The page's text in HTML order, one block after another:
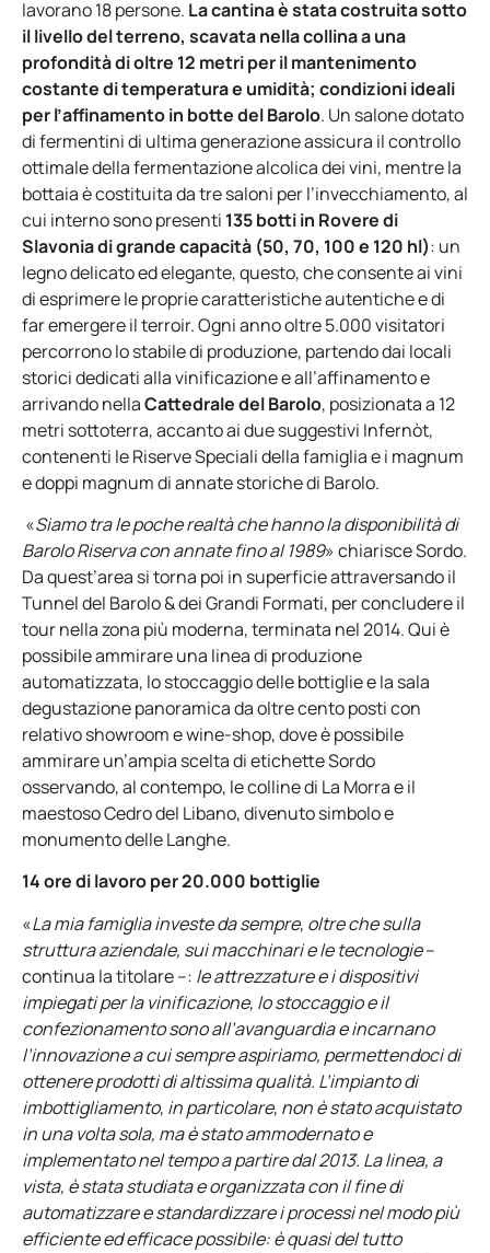
lavorano 18 persone. La cantina è stata costruita sotto
il livello del terreno, scavata nella collina a una
profondità di oltre 12 metri per il mantenimento
costante di temperatura e umidità; condizioni ideali
per l’affinamento in botte del Barolo. Un salone dotato
di fermentini di ultima generazione assicura il controllo
ottimale della fermentazione alcolica dei vini, mentre la
bottaia è costituita da tre saloni per l’invecchiamento, al
cui interno sono presenti 135 botti in Rovere di
Slavonia di grande capacità (50, 70, 100 e 120 hl): un
legno delicato ed elegante, questo, che consente ai vini
di esprimere le proprie caratteristiche autentiche e di
far emergere il terroir. Ogni anno oltre 5.000 visitatori
percorrono lo stabile di produzione, partendo dai locali
storici dedicati alla vinificazione e all’affinamento e
arrivando nellaCattedrale del Barolo, posizionata a 12
metri sottoterra, accanto ai due suggestivi Infernòt,
contenenti le Riserve Speciali della famiglia e i magnum
e doppi magnum di annate storiche di Barolo.
«Siamo tra le poche realtà che hanno la disponibilità di
Barolo Riserva con annate fino al 1989» chiarisce Sordo.
Da quest’area si torna poi in superficie attraversando il
Tunnel del Barolo & dei Grandi Formati, per concludere il
tour nella zona più moderna, terminata nel 2014. Qui è
possibile ammirare una linea di produzione
automatizzata, lo stoccaggio delle bottiglie e la sala
degustazione panoramica da oltre cento posti con
relativo showroom e wine-shop, dove è possibile
ammirare un’ampia scelta di etichette Sordo
osservando, al contempo, le colline di La Morra e il
maestoso Cedro del Libano, divenuto simbolo e
monumento delle Langhe.
14 ore di lavoro per 20.000 bottiglie
«La mia famiglia investe da sempre, oltre che sulla
struttura aziendale, sui macchinari e le tecnologie–
continua la titolare –: le attrezzature e i dispositivi
impiegati per la vinificazione, lo stoccaggio e il
confezionamento sono all’avanguardia e incarnano
l’innovazione a cui sempre aspiriamo, permettendoci di
ottenere prodotti di altissima qualità. L’impianto di
imbottigliamento, in particolare, non è stato acquistato
in una volta sola, ma è stato ammodernato e
implementato nel tempo a partire dal 2013. La linea, a
vista, è stata studiata e organizzata con il fine di
automatizzare e standardizzare i processi nel modo più
efficiente ed efficace possibile: è quasi del tutto